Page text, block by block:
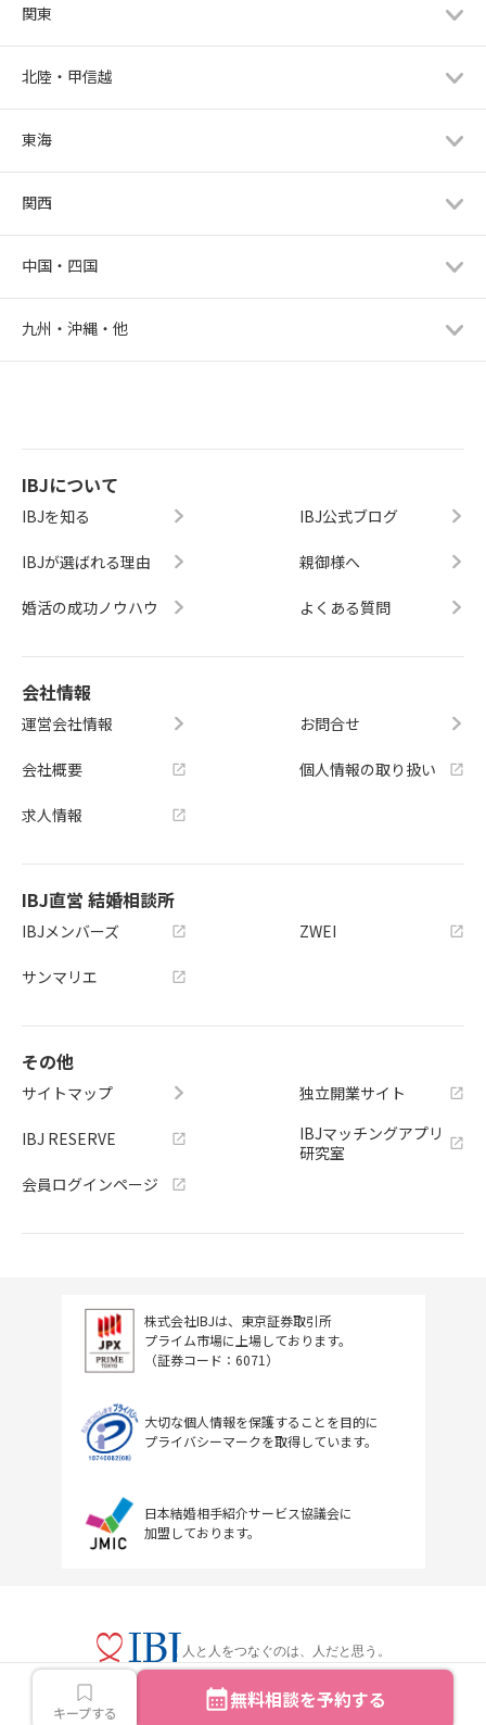
キープする 無料相談を予約する
関東
北陸・甲信越
東海
関西
中国・四国
九州・沖縄・他
IBJについて
IBJを知る
IBJが選ばれる理由
婚活の成功ノウハウ
IBJ公式ブログ
親御様へ
よくある質問
会社情報
運営会社情報
会社概要
求人情報
お問合せ
個人情報の取り扱い
IBJ直営 結婚相談所
IBJメンバーズ
サンマリエ
ZWEI
その他
サイトマップ
IBJ RESERVE
会員ログインページ
独立開業サイト
IBJマッチングアプリ
研究室
株式会社IBJは、東京証券取引所
プライム市場に上場しております。
（証券コード：6071）
大切な個人情報を保護することを目的に
プライバシーマークを取得しています。
日本結婚相手紹介サービス協議会に
加盟しております。
人と人をつなぐのは、人だと思う。